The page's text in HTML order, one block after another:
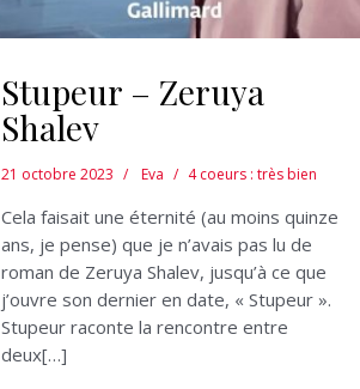
Stupeur – Zeruya
Shalev
21 octobre 2023 Eva 4 coeurs : très bien
Cela faisait une éternité (au moins quinze
ans, je pense) que je n’avais pas lu de
roman de Zeruya Shalev, jusqu’à ce que
j’ouvre son dernier en date, « Stupeur ».
Stupeur raconte la rencontre entre
deux[…]